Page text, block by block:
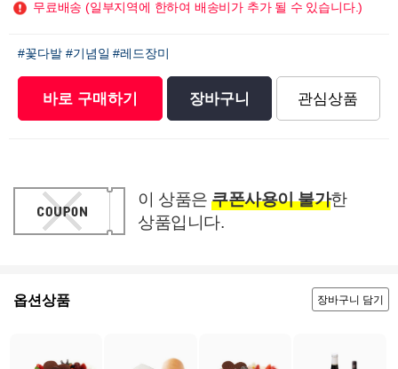
무료배송 (일부지역에 한하여 배송비가 추가 될 수 있습니다.)
#꽃다발 #기념일 #레드장미
바로 구매하기 장바구니 관심상품
이 상품은 쿠폰사용이 불가한
상품입니다.
옵션상품 장바구니 담기